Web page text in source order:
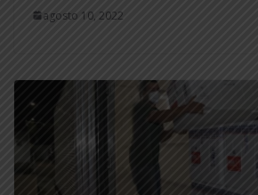
agosto 10, 2022